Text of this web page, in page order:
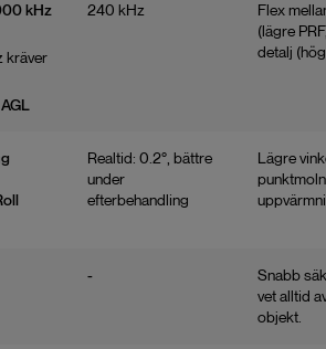
kHz
kräver
240 kHz
Flex
(lägre
detalj
Realtid: 0.2°, bättre
under
efterbehandling
Lägre
-
Snabb
vet alltid
objekt.